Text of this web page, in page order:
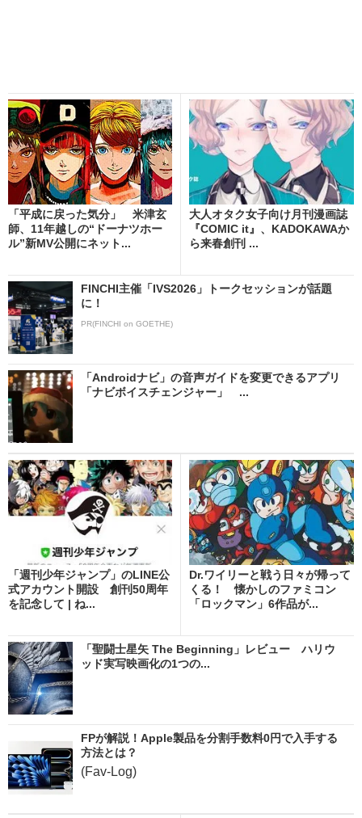
「平成に戻った気分」 米津玄
師、11年越しの“ドーナツホー
ル”新MV公開にネット...
大人オタク女子向け月刊漫画誌
『COMIC it』、KADOKAWAか
ら来春創刊 ...
FINCHI主催「IVS2026」トークセッションが話題
に！
PR(FINCHI on GOETHE)
「Androidナビ」の音声ガイドを変更できるアプリ
「ナビボイスチェンジャー」 ...
「週刊少年ジャンプ」のLINE公
式アカウント開設 創刊50周年
を記念して | ね...
Dr.ワイリーと戦う日々が帰って
くる！ 懐かしのファミコン
「ロックマン」6作品が...
「聖闘士星矢 The Beginning」レビュー ハリウ
ッド実写映画化の1つの...
FPが解説！Apple製品を分割手数料0円で入手する
方法とは？
(Fav-Log)